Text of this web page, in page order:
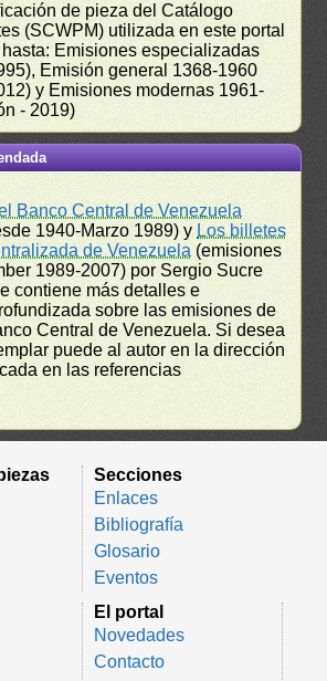
de pieza del Catálogo
(SCWPM) utilizada en este portal
Emisiones especializadas
Emisión general 1368-1960
y Emisiones modernas 1961-
- 2019)
Banco Central de Venezuela
1940-Marzo 1989) y Los billetes
de Venezuela (emisiones
1989-2007) por Sergio Sucre
contiene más detalles e
sobre las emisiones de
Central de Venezuela. Si desea
puede al autor en la dirección
en las referencias
Secciones
Enlaces
Bibliografía
Glosario
Eventos
El portal
Novedades
Contacto